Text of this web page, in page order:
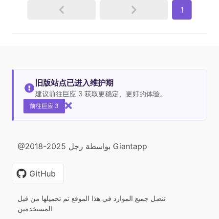
1
旧版站点已进入维护期
建议前往巨应 3 获取更稳定、更好的体验。
前往巨应 3
@2018-2025 بواسطة رجل Giantapp
GitHub
تنصل جميع الموارد في هذا الموقع تم تحميلها من قبل
المستخدمين